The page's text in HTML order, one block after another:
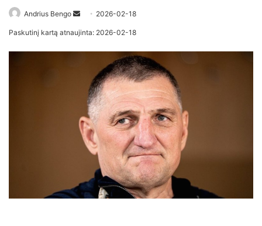
Andrius Bengo
Send 2026-02-18
Paskutinį kartą atnaujinta: 2026-02-18